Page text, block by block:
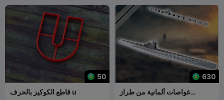
50
قاطع الكوكيز بالحرف u
630
غواصات ألمانية من طراز